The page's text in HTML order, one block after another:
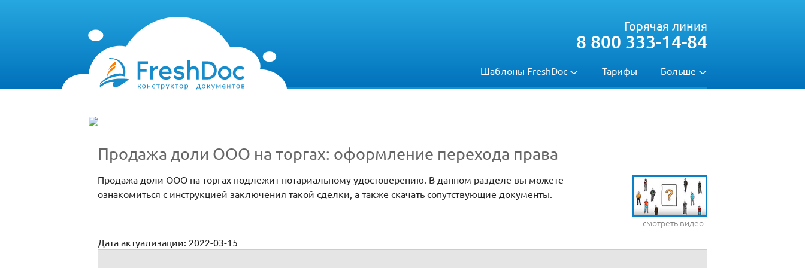
Шаблоны FreshDoc Тарифы Больше
Горячая линия
8 800 333-14-84
Продажа доли ООО на торгах: оформление перехода права
смотреть видео
Продажа доли ООО на торгах подлежит нотариальному удостоверению. В данном разделе вы можете
ознакомиться с инструкцией заключения такой сделки, а также скачать сопутствующие документы.
Дата актуализации: 2022-03-15